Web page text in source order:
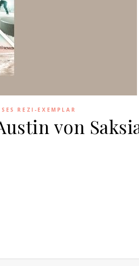
REZI-EXEMPLAR
von